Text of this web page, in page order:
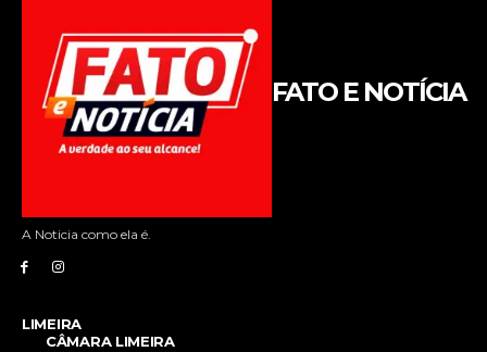
FATO E NOTÍCIA
A Noticia como ela é.
LIMEIRA
CÂMARA LIMEIRA